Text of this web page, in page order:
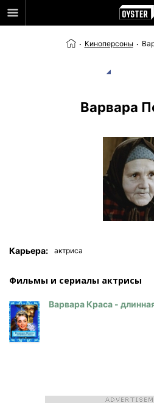
Киноперсоны
Варвара
Карьера: актриса
Фильмы и сериалы актриcы
Варвара Краса -